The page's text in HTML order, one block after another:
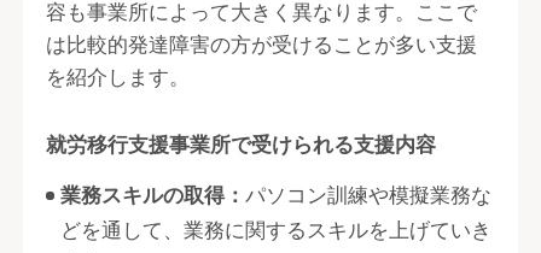
容も事業所によって大きく異なります。ここで
は比較的発達障害の方が受けることが多い支援
を紹介します。
就労移行支援事業所で受けられる支援内容
業務スキルの取得：パソコン訓練や模擬業務な
どを通して、業務に関するスキルを上げていき